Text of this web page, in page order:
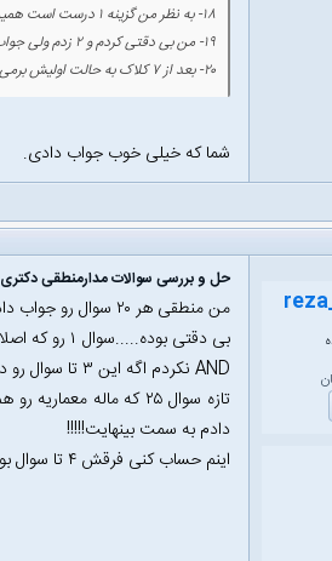
۱۸- به نظر من گزینه ۱ درست است همین رو هم زدم ولی مطمئن نیستم
۱۹- من بی دقتی کردم و ۲ زدم ولی جواب صد در صد ۱ درسته
۲۰- بعد از ۷ کلاک به حالت اولیش برمی گرده که من گزینه ۴ یعنی ۶ تا رو زدم
شما که خیلی خوب جواب دادی.
حل و بررسی سوالات مدارمنطقی دکتری ۹۲ گرایش معماری
AND نکردم اگه این ۳ تا سوال رو درست می زدم ۹% درصد بالاتر میشد که مطمئن بودم کاملا کافی بودش....
دادم به سمت بینهایت!!!!!
اینم حساب کنی فرقش ۴ تا سوال بود که میشه ۱۲% ........ تا حالا توی عمرم توی یک امتحان اینقدر بی دقتی نکرده بودم